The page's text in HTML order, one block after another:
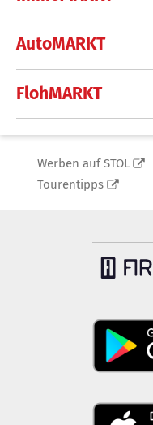
AutoMARKT
FlohMARKT
Werben auf STOL
Tourentipps